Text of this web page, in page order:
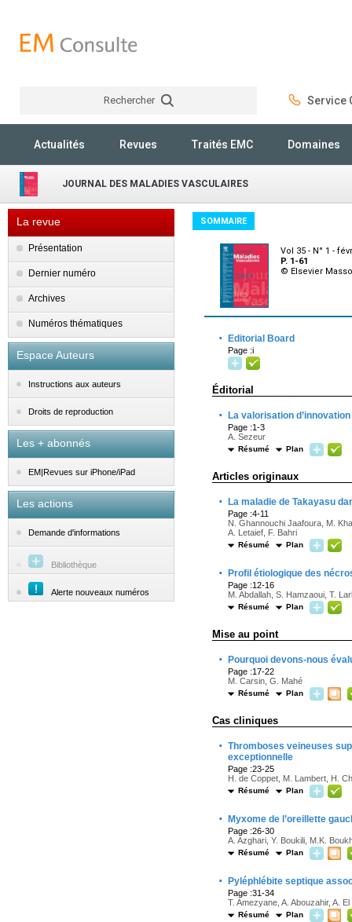
Rechercher Service
Actualités Revues Traités EMC Domaines
JOURNAL DES MALADIES VASCULAIRES
La revue
Présentation
Dernier numéro
Archives
Numéros thématiques
Espace Auteurs
Instructions aux auteurs
Droits de reproduction
Les + abonnés
EM|Revues sur iPhone/iPad
Les actions
Demande d'informations
Bibliothèque
Alerte nouveaux numéros
SOMMAIRE
Vol 35 - N° 1 -
P. 1-61
© Elsevier
· Editorial Board
Page :i
Éditorial
· La valorisation
Page :1-3
A. Sezeur
Résumé Plan
Articles originaux
· La maladie de Takayasu
Page :4-11
N. Ghannouchi Jaafoura, M.
A. Letaief, F. Bahri
Résumé Plan
· Profil étiologique des
Page :12-16
M. Abdallah, S. Hamzaoui, T.
Résumé Plan
Mise au point
· Pourquoi devons-nous
Page :17-22
M. Carsin, G. Mahé
Résumé Plan
Cas cliniques
· Thromboses veineuses
exceptionnelle
Page :23-25
H. de Coppet, M. Lambert, H.
Résumé Plan
· Myxome de l’oreillette
Page :26-30
A. Azghari, Y. Boukili, M.K.
Résumé Plan
· Pyléphlébite septique
Page :31-34
T. Amezyane, A. Abouzahir, A.
Résumé Plan